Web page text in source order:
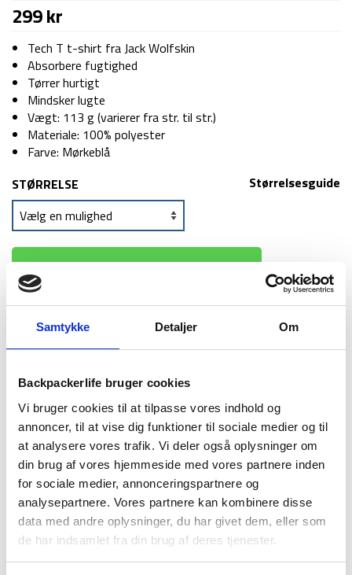
Samtykke Detaljer Om
Backpackerlife bruger cookies
Vi bruger cookies til at tilpasse vores indhold og
annoncer, til at vise dig funktioner til sociale medier og til
at analysere vores trafik. Vi deler også oplysninger om
din brug af vores hjemmeside med vores partnere inden
for sociale medier, annonceringspartnere og
analysepartnere. Vores partnere kan kombinere disse
data med andre oplysninger, du har givet dem, eller som
de har indsamlet fra din brug af deres tjenester.
299kr
Tech T t-shirt fra Jack Wolfskin
Absorbere fugtighed
Tørrer hurtigt
Mindsker lugte
Vægt: 113 g (varierer fra str. til str.)
Materiale: 100% polyester
Farve: Mørkeblå
Størrelsesguide
STØRRELSE
TILFØJ TIL KURV
1-2 dages
levering
Fri fragt over
499 kr
100 dages
returret
BESKRIVELSE
YDERLIGERE INFORMATION
BRAND
FAQ
Tech T er en funktionel t-shirt fra det kendte mærke Jack
Wolfskin. T-shirten er i et blødt materiale der transporterer
fugtighed væk fra kroppen. T-shirten tørrer hurtigt og